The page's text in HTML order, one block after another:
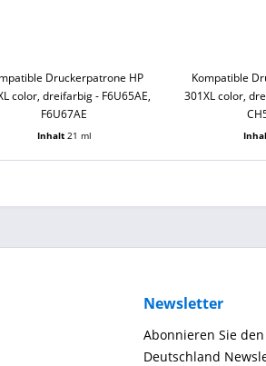
Druckerpatrone HP
color, dreifarbig - F6U65AE,
F6U67AE
Inhalt 21 ml
Kompatible
301XL color,
Newsletter
Abonnieren Sie
Deutschland